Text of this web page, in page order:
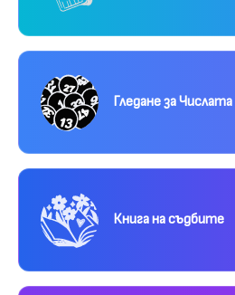
Гледане за
Книга на съдбите